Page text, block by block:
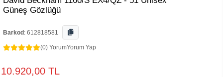
Güneş Gözlüğü
Barkod : 612818581
(0) YorumYorum Yap
10.920,00 TL